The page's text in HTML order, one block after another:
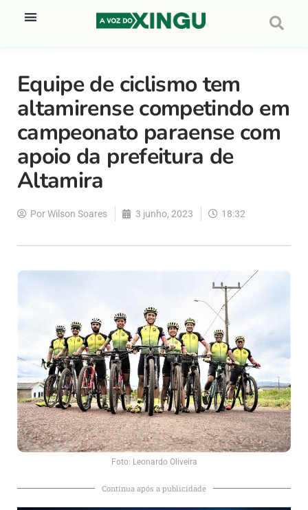
Equipe de ciclismo tem
altamirense competindo em
campeonato paraense com
apoio da prefeitura de
Altamira
PorWilson Soares 3 junho, 2023 18:32
Foto: Leonardo Oliveira
Continua após a publicidade